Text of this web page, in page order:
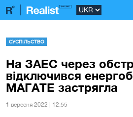
СУСПІЛЬСТВО
На ЗАЕС через
відключився
МАГАТЕ застрягла
1 вересня 2022 | 12:55